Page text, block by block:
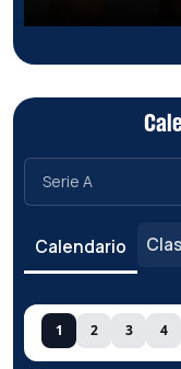
Calendario
1 2 3 4